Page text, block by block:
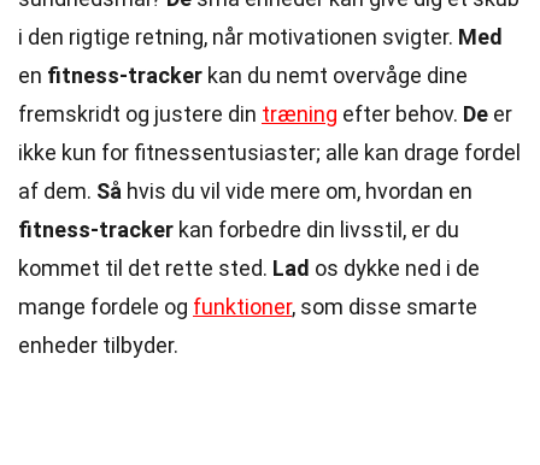
i den rigtige retning, når motivationen svigter. Med
en fitness-tracker kan du nemt overvåge dine
fremskridt og justere din træning efter behov. De er
ikke kun for fitnessentusiaster; alle kan drage fordel
af dem. Så hvis du vil vide mere om, hvordan en
fitness-tracker kan forbedre din livsstil, er du
kommet til det rette sted. Lad os dykke ned i de
mange fordele og funktioner, som disse smarte
enheder tilbyder.